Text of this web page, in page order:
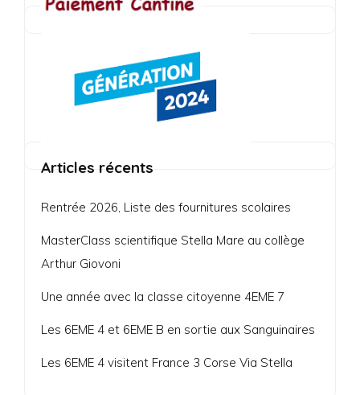
Articles récents
Rentrée 2026, Liste des fournitures scolaires
MasterClass scientifique Stella Mare au collège
Arthur Giovoni
Une année avec la classe citoyenne 4EME 7
Les 6EME 4 et 6EME B en sortie aux Sanguinaires
Les 6EME 4 visitent France 3 Corse Via Stella